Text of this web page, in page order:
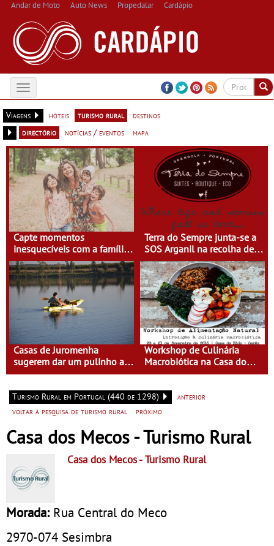
Andar de Moto Auto News Propedalar Cardápio
Toggle
navigation
Viagens
hóteis turismo rural
destinos
directório
notícias / eventos mapa
Capte momentos
inesquecíveis com a família
na Terra do Sempre
Terra do Sempre junta-se a
SOS Arganil na recolha de
bens de primeira
necessidade
Casas de Juromenha
sugerem dar um pulinho a
Espanha de caiaque
Workshop de Culinária
Macrobiótica na Casa do
Eido
Turismo Rural em Portugal (440 de 1298)
anterior
voltar à pesquisa de turismo rural
próximo
Casa dos Mecos - Turismo Rural
Casa dos Mecos- Turismo Rural
Morada: Rua Central do Meco
2970-074 Sesimbra